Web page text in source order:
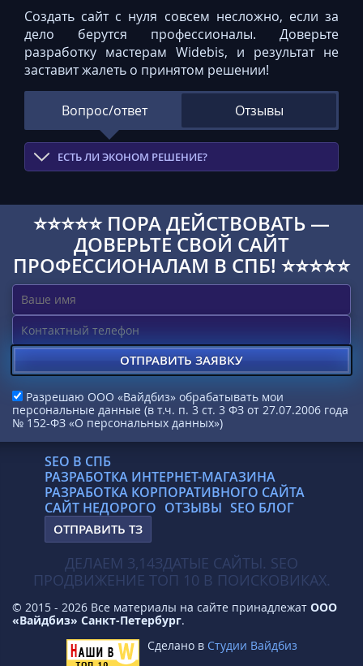
Создать сайт с нуля совсем несложно, если за
дело берутся профессионалы. Доверьте
разработку мастерам Widebis, и результат не
заставит жалеть о принятом решении!
Вопрос/ответ Отзывы
ЕСТЬ ЛИ ЭКОНОМ РЕШЕНИЕ?
⭐⭐⭐⭐⭐ ПОРА ДЕЙСТВОВАТЬ —
ДОВЕРЬТЕ СВОЙ САЙТ
ПРОФЕССИОНАЛАМ В СПБ! ⭐⭐⭐⭐⭐
Разрешаю ООО «Вайдбиз» обрабатывать мои
персональные данные (в т.ч. п. 3 ст. 3 ФЗ от 27.07.2006 года
№ 152-ФЗ «О персональных данных»)
SEO В СПБ
РАЗРАБОТКА ИНТЕРНЕТ-МАГАЗИНА
РАЗРАБОТКА КОРПОРАТИВНОГО САЙТА
САЙТ НЕДОРОГО ОТЗЫВЫ SEO БЛОГ
ОТПРАВИТЬ ТЗ
ДЕЛАЕМ 3,14ЗДАТЫЕ САЙТЫ. SEO
ПРОДВИЖЕНИЕ ТОП 10 В ПОИСКОВИКАХ.
© 2015 - 2026 Все материалы на сайте принадлежат ООО
«Вайдбиз» Санкт-Петербург.
Сделано в Студии Вайдбиз